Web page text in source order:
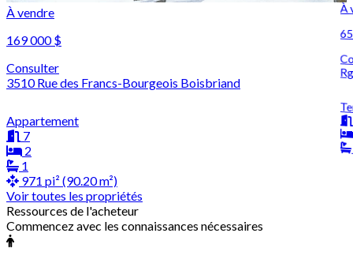
À vendre
169 000 $
Consulter
3510 Rue des Francs-Bourgeois Boisbriand
Appartement
7
2
1
971 pi² (90.20 m²)
À
Voir toutes les propriétés
Ressources de l'acheteur
Commencez avec les connaissances nécessaires